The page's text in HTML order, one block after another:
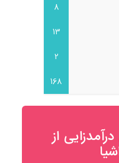
8
13
2
168
از